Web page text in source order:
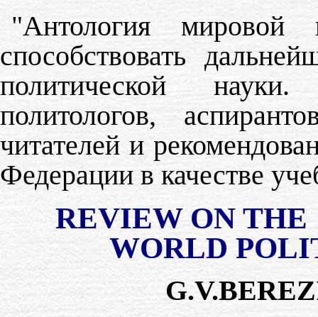
"Антология мировой
способствовать
политической
политологов,
читателей и
Федерации в качестве
REVIEW ON
WORLD